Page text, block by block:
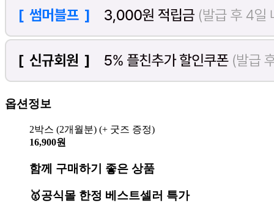
옵션정보
2박스 (2개월분) (+ 굿즈 증정)
16,900원
함께 구매하기 좋은 상품
🥇공식몰 한정 베스트셀러 특가